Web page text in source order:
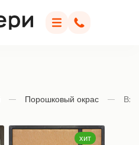
МенюПозвонить
Порошковый окрас